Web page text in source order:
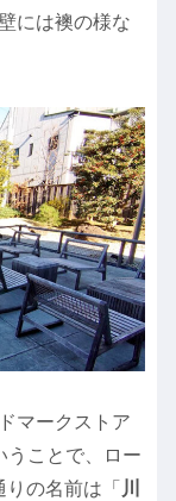
には襖の様な
マークストア
うことで、ロー
の名前は「 川